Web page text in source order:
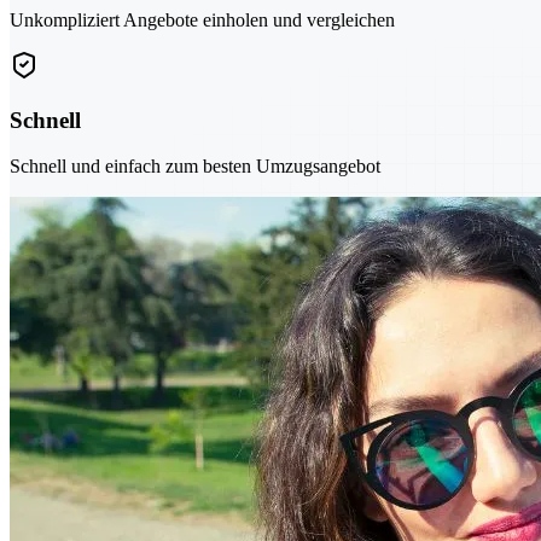
Unkompliziert Angebote einholen und vergleichen
Schnell
Schnell und einfach zum besten Umzugsangebot